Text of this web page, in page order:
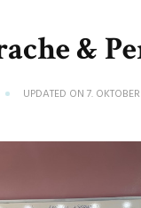
&
UPDATED ON 7.